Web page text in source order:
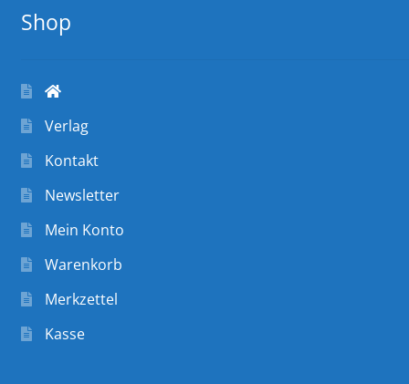
Shop
Verlag
Kontakt
Newsletter
Mein Konto
Warenkorb
Merkzettel
Kasse